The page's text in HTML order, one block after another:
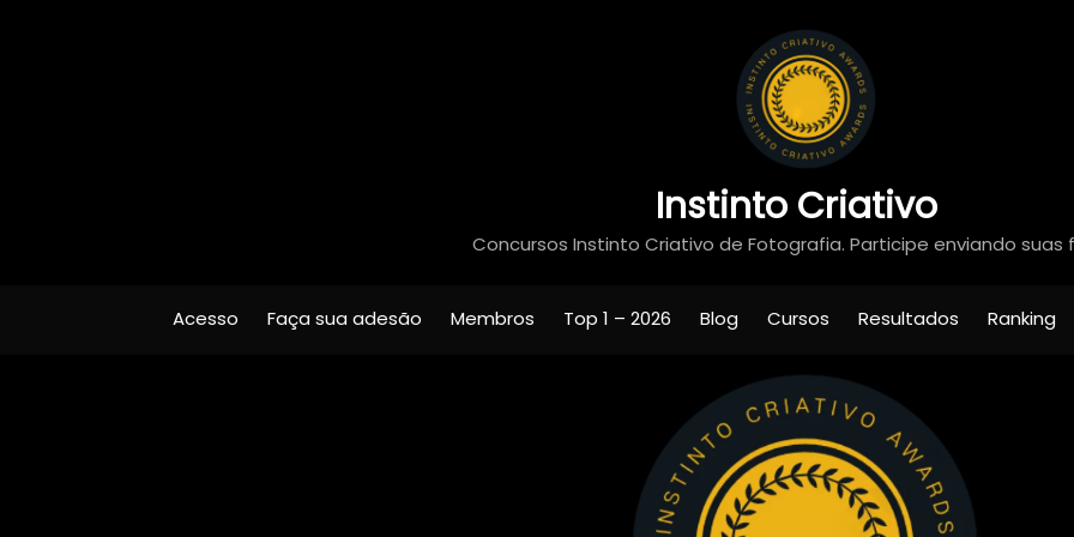
Instinto Criativo
Concursos Instinto Criativo de Fotografia. Participe enviando suas
Acesso Faça sua adesão Membros Top 1 – 2026 Blog Cursos Resultados Ranking